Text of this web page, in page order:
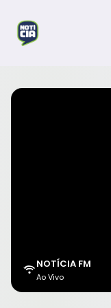
Aguardando sinal...
NOTÍCIA FM
Ao Vivo